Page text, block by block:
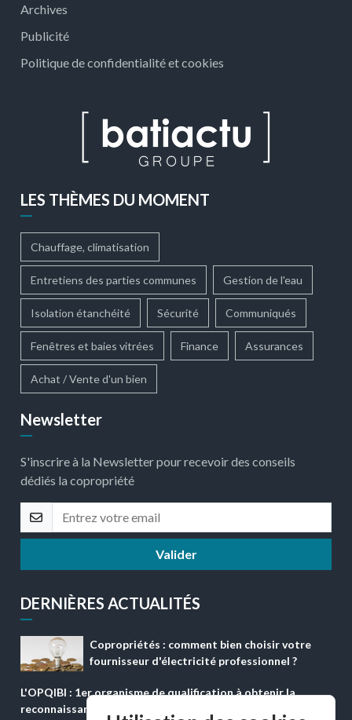
Archives
Publicité
Politique de confidentialité et cookies
LES THÈMES DU MOMENT
Chauffage, climatisation
Entretiens des parties communes Gestion de l'eau
Isolation étanchéité Sécurité Communiqués
Fenêtres et baies vitrées Finance Assurances
Achat / Vente d'un bien
Newsletter
S'inscrire à la Newsletter pour recevoir des conseils
dédiés la copropriété
Valider
DERNIÈRES ACTUALITÉS
Copropriétés : comment bien choisir votre
fournisseur d'électricité professionnel ?
L'OPQIBI : 1er organisme de qualification à obtenir la
reconnaissance ''QUALICONFORM''